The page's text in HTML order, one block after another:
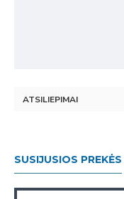
ATSILIEPIMAI
SUSIJUSIOS PREKĖS